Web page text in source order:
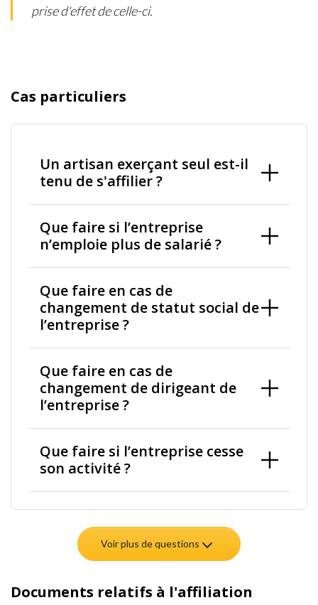
prise d'effet de celle-ci.
Cas particuliers
Un artisan exerçant seul est-il
tenu de s'affilier ?
Que faire si l’entreprise
n’emploie plus de salarié ?
Que faire en cas de
changement de statut social de
l’entreprise ?
Que faire en cas de
changement de dirigeant de
l’entreprise ?
Que faire si l’entreprise cesse
son activité ?
Voir plus de questions
Documents relatifs à l'affiliation